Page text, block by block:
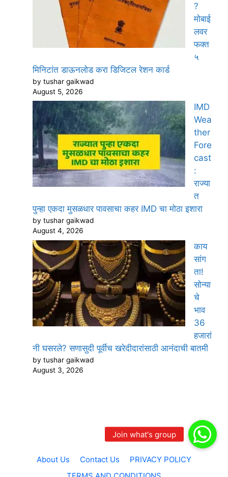
?
मोबाई
लवर
फक्त
५
मिनिटांत डाऊनलोड करा डिजिटल रेशन कार्ड
by tushar gaikwad
August 5, 2026
IMD
Wea
ther
Fore
cast
:
राज्या
त
पुन्हा एकदा मुसळधार पावसाचा कहर IMD चा मोठा इशारा
by tushar gaikwad
August 4, 2026
काय
सांग
ता!
सोन्या
चे
भाव
36
हजारां
नी घसरले? सणासुदी पूर्वीच खरेदीदारांसाठी आनंदाची बातमी
by tushar gaikwad
August 3, 2026
About Us Contact Us
PRIVACY POLICY